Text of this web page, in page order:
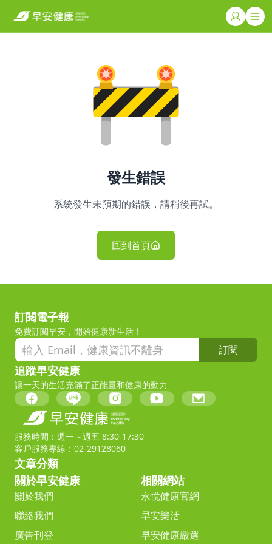
發生錯誤
系統發生未預期的錯誤，請稍後再試。
回到首頁
訂閱電子報
免費訂閱早安，開始健康新生活！
訂閱
追蹤早安健康
讓一天的生活充滿了正能量和健康的動力
服務時間：週一～週五 8:30-17:30
客戶服務專線：02-29128060
文章分類
關於早安健康
關於我們
聯絡我們
廣告刊登
相關網站
永悅健康官網
早安樂活
早安健康嚴選